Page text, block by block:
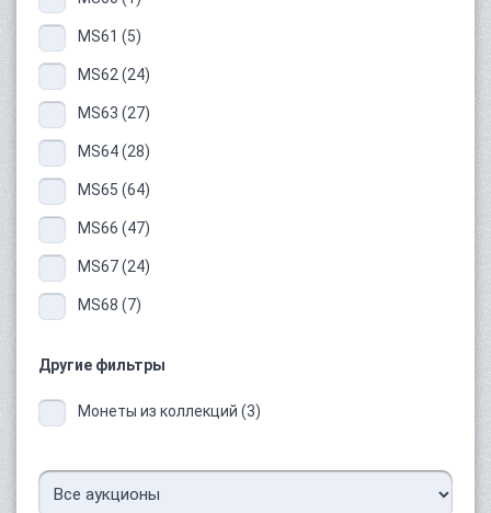
MS61 (5)
MS62 (24)
MS63 (27)
MS64 (28)
MS65 (64)
MS66 (47)
MS67 (24)
MS68 (7)
Другие фильтры
Монеты из коллекций (3)